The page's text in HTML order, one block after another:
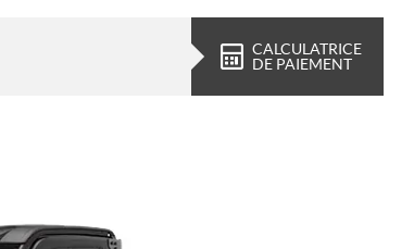
CALCULATRICE
DE PAIEMENT